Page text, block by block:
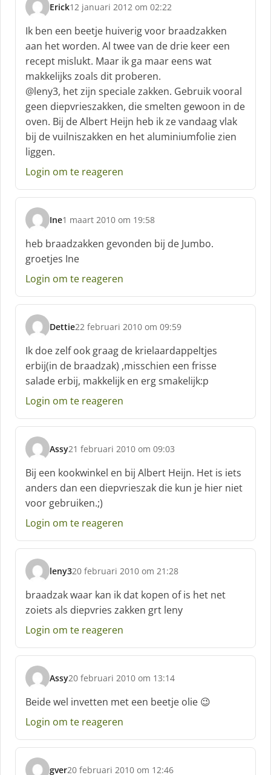
Erick
s
c
h
r
e
e
f
12 januari 2012 om 02:22
Ik ben een beetje huiverig voor braadzakken
aan het worden. Al twee van de drie keer een
recept mislukt. Maar ik ga maar eens wat
makkelijks zoals dit proberen.
@leny3, het zijn speciale zakken. Gebruik vooral
geen diepvrieszakken, die smelten gewoon in de
oven. Bij de Albert Heijn heb ik ze vandaag vlak
bij de vuilniszakken en het aluminiumfolie zien
liggen.
Login om te reageren
Ine
s
c
h
r
e
f
1 maart 2010 om 19:58
heb braadzakken gevonden bij de Jumbo.
groetjes Ine
Login om te reageren
Dettie
s
c
h
r
e
e
:
22 februari 2010 om 09:59
Ik doe zelf ook graag de krielaardappeltjes
erbij(in de braadzak) ,misschien een frisse
salade erbij, makkelijk en erg smakelijk:p
Login om te reageren
Assy
s
c
h
r
e
e
:
21 februari 2010 om 09:03
Bij een kookwinkel en bij Albert Heijn. Het is iets
anders dan een diepvrieszak die kun je hier niet
voor gebruiken.;)
Login om te reageren
leny3
s
c
h
r
e
f
20 februari 2010 om 21:28
braadzak waar kan ik dat kopen of is het net
zoiets als diepvries zakken grt leny
Login om te reageren
Assy
s
c
h
r
e
f
:
20 februari 2010 om 13:14
Beide wel invetten met een beetje olie 😉
Login om te reageren
gver20 februari 2010 om 12:46